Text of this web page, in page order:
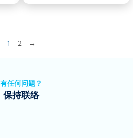
1 2 →
有任何问题？
保持联络